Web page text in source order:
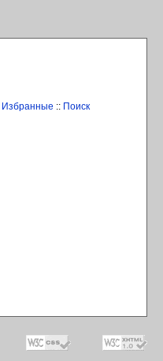
Избранные :: Поиск